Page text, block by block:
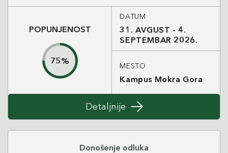
POPUNJENOST
75%
DATUM
31. AVGUST - 4.
SEPTEMBAR 2026.
MESTO
Kampus Mokra Gora
Detaljnije
Donošenje odluka